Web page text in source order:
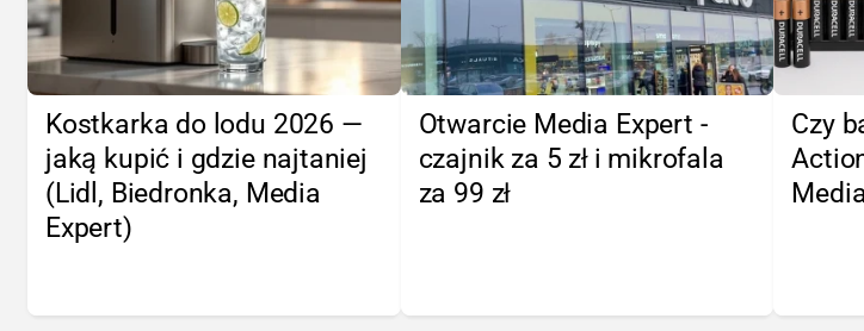
Kostkarka do lodu 2026 —
jaką kupić i gdzie najtaniej
(Lidl, Biedronka, Media
Expert)
Otwarcie Media Expert -
czajnik za 5 zł i mikrofala
za 99 zł
Czy